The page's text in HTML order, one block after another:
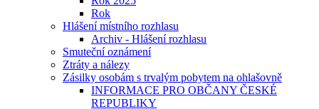
Rok
Hlášení místního rozhlasu
Archiv - Hlášení rozhlasu
Smuteční oznámení
Ztráty a nálezy
Zásilky osobám s trvalým pobytem na ohlašovně
INFORMACE PRO OBČANY ČESKÉ
REPUBLIKY